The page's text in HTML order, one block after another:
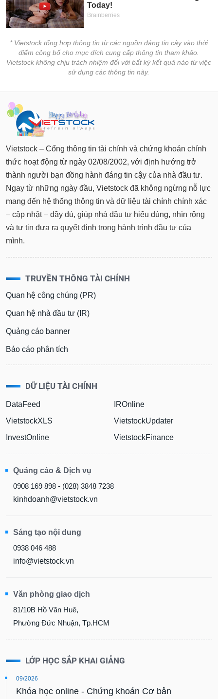
* Vietstock tổng hợp thông tin từ các nguồn đáng tin cậy vào thời
điểm công bố cho mục đích cung cấp thông tin tham khảo.
Vietstock không chịu trách nhiệm đối với bất kỳ kết quả nào từ việc
sử dụng các thông tin này.
Vietstock – Cổng thông tin tài chính và chứng khoán chính
thức hoạt động từ ngày 02/08/2002, với định hướng trở
thành người bạn đồng hành đáng tin cậy của nhà đầu tư.
Ngay từ những ngày đầu, Vietstock đã không ngừng nỗ lực
mang đến hệ thống thông tin và dữ liệu tài chính chính xác
– cập nhật – đầy đủ, giúp nhà đầu tư hiểu đúng, nhìn rộng
và tự tin đưa ra quyết định trong hành trình đầu tư của
mình.
TRUYỀN THÔNG TÀI CHÍNH
Quan hệ công chúng (PR)
Quan hệ nhà đầu tư (IR)
Quảng cáo banner
Báo cáo phân tích
DỮ LIỆU TÀI CHÍNH
DataFeed
VietstockXLS
InvestOnline
IROnline
VietstockUpdater
VietstockFinance
Quảng cáo & Dịch vụ
0908 169 898 - (028) 3848 7238
kinhdoanh@vietstock.vn
Sáng tạo nội dung
0938 046 488
info@vietstock.vn
Văn phòng giao dịch
81/10B Hồ Văn Huê,
Phường Đức Nhuận, Tp.HCM
LỚP HỌC SẮP KHAI GIẢNG
09/2026
Khóa học online - Chứng khoán Cơ bản
Truyền
thông
chính
Dữ
liệu
tài
chính